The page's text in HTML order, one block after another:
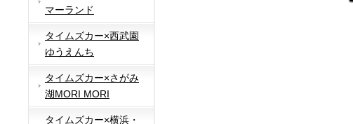
マーランド
タイムズカー×西武園
ゆうえんち
タイムズカー×さがみ
湖MORI MORI
タイムズカー×横浜・